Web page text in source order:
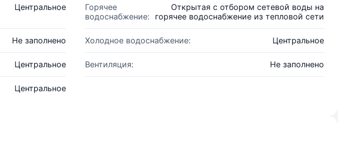
Центральное
Горячее
водоснабжение:
Открытая с отбором сетевой воды на
горячее водоснабжение из тепловой сети
Не заполнено Холодное водоснабжение: Центральное
Центральное Вентиляция: Не заполнено
Центральное